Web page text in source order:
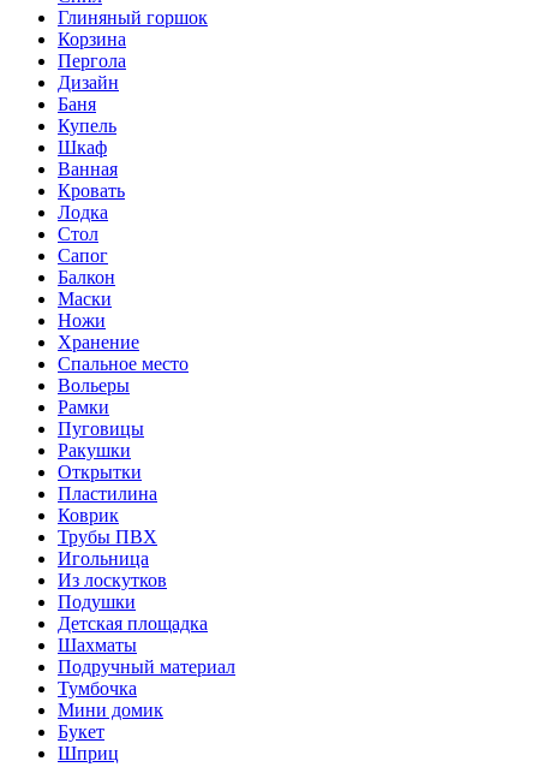
Глиняный горшок
Корзина
Пергола
Дизайн
Баня
Купель
Шкаф
Ванная
Кровать
Лодка
Стол
Сапог
Балкон
Маски
Ножи
Хранение
Спальное место
Вольеры
Рамки
Пуговицы
Ракушки
Открытки
Пластилина
Коврик
Трубы ПВХ
Игольница
Из лоскутков
Подушки
Детская площадка
Шахматы
Подручный материал
Тумбочка
Мини домик
Букет
Шприц